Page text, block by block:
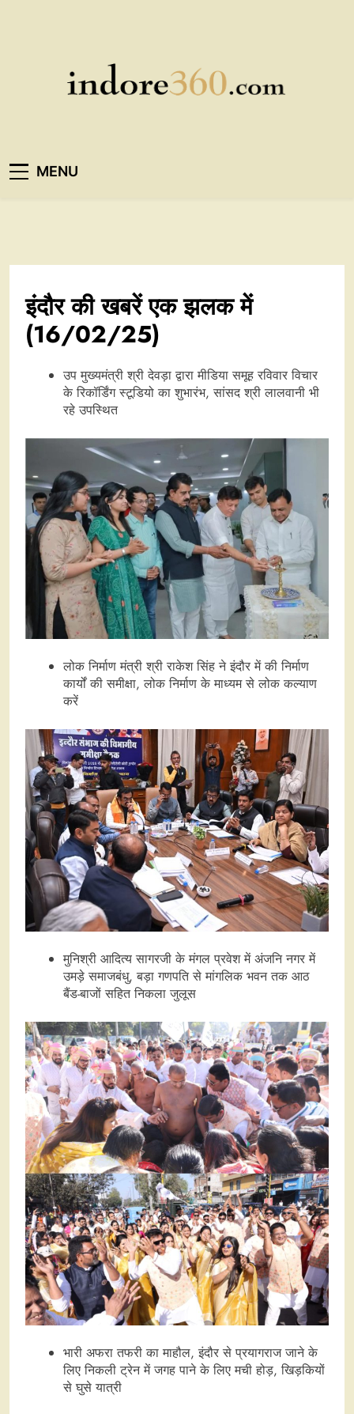
Indore360
MENU
इंदौर की खबरें एक झलक में
(16/02/25)
उप मुख्यमंत्री श्री देवड़ा द्वारा मीडिया समूह रविवार विचार
के रिकॉर्डिंग स्टूडियो का शुभारंभ, सांसद श्री लालवानी भी
रहे उपस्थित
लोक निर्माण मंत्री श्री राकेश सिंह ने इंदौर में की निर्माण
कार्यों की समीक्षा, लोक निर्माण के माध्यम से लोक कल्याण
करें
मुनिश्री आदित्य सागरजी के मंगल प्रवेश में अंजनि नगर में
उमड़े समाजबंधु, बड़ा गणपति से मांगलिक भवन तक आठ
बैंड-बाजों सहित निकला जुलूस
भारी अफरा तफरी का माहौल, इंदौर से प्रयागराज जाने के
लिए निकली ट्रेन में जगह पाने के लिए मची होड़, खिड़कियों
से घुसे यात्री